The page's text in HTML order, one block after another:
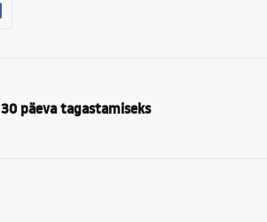
30 päeva tagastamiseks